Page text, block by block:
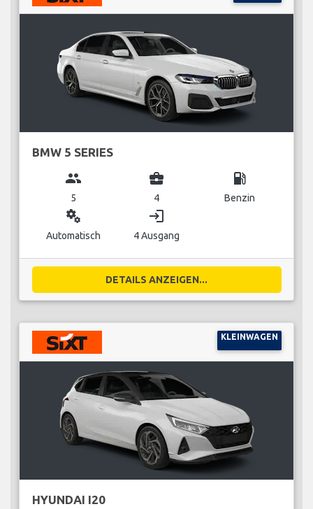
BMW 5 SERIES
group
5
business_center
4
local_gas_station
Benzin
miscellaneous_services
Automatisch
login
4 Ausgang
DETAILS ANZEIGEN...
KLEINWAGEN
HYUNDAI I20